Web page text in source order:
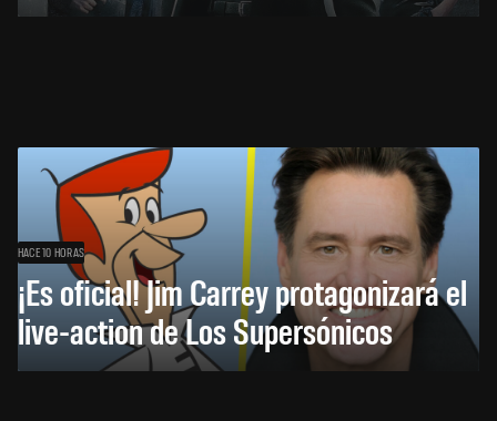
HACE 10 HORAS
¡Es oficial! Jim Carrey protagonizará el
live-action de Los Supersónicos